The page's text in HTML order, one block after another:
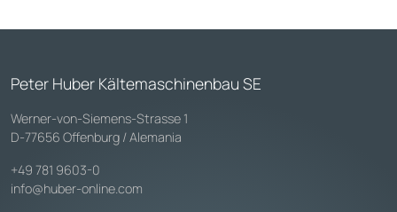
Peter Huber Kältemaschinenbau SE
Werner-von-Siemens-Strasse 1
D-77656 Offenburg / Alemania
+49 781 9603-0
info@huber-online.com